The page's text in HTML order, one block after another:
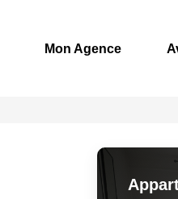
Mon Agence